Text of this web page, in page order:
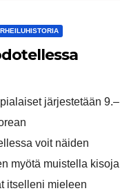
järjestetään 9.–
voit näiden
myötä muistella kisoja
itselleni mieleen